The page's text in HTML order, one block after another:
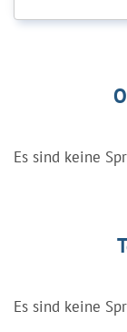
Es sind keine
Es sind keine